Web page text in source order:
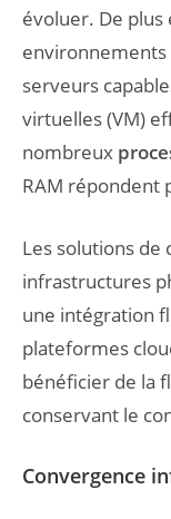
évoluer. De plus
environnements
serveurs
virtuelles (VM)
nombreux
RAM répondent
Les solutions
infrastructures
une intégration
plateformes
bénéficier de la
conservant le
Convergence